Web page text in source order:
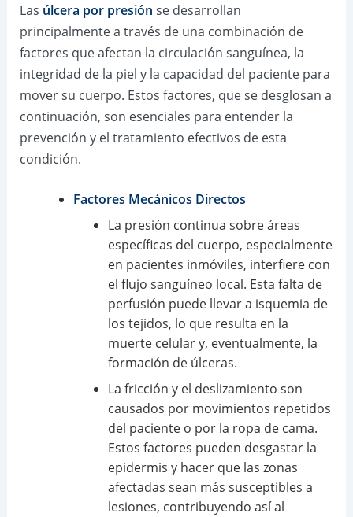
Las úlcera por presión se desarrollan
principalmente a través de una combinación de
factores que afectan la circulación sanguínea, la
integridad de la piel y la capacidad del paciente para
mover su cuerpo. Estos factores, que se desglosan a
continuación, son esenciales para entender la
prevención y el tratamiento efectivos de esta
condición.
Factores Mecánicos Directos
La presión continua sobre áreas
específicas del cuerpo, especialmente
en pacientes inmóviles, interfiere con
el flujo sanguíneo local. Esta falta de
perfusión puede llevar a isquemia de
los tejidos, lo que resulta en la
muerte celular y, eventualmente, la
formación de úlceras.
La fricción y el deslizamiento son
causados por movimientos repetidos
del paciente o por la ropa de cama.
Estos factores pueden desgastar la
epidermis y hacer que las zonas
afectadas sean más susceptibles a
lesiones, contribuyendo así al